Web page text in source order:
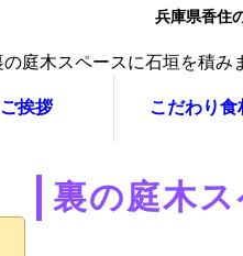
兵庫県香住
ご挨拶 こだわり食
裏の庭木